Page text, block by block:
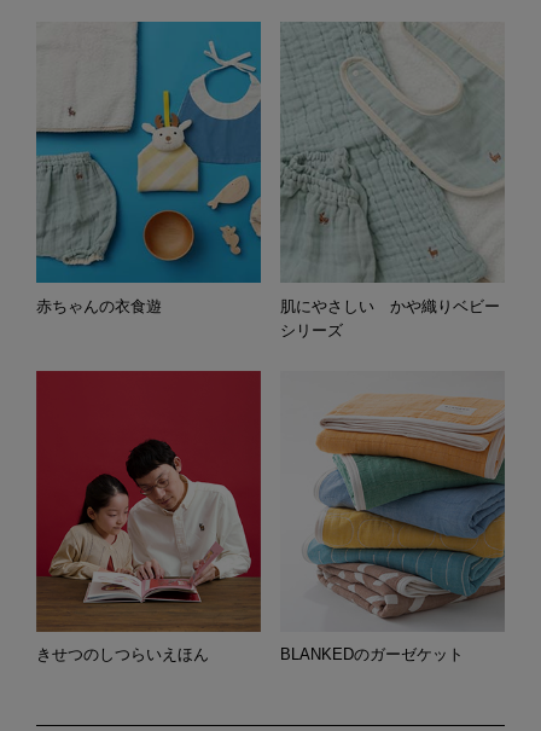
赤ちゃんの衣食遊
肌にやさしい かや織りベビー
シリーズ
きせつのしつらいえほん BLANKEDのガーゼケット